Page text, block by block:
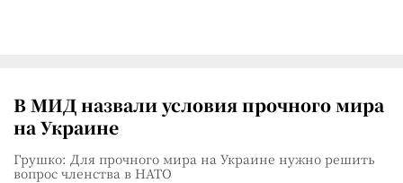
В МИД назвали условия прочного мира
на Украине
Грушко: Для прочного мира на Украине нужно решить
вопрос членства в НАТО